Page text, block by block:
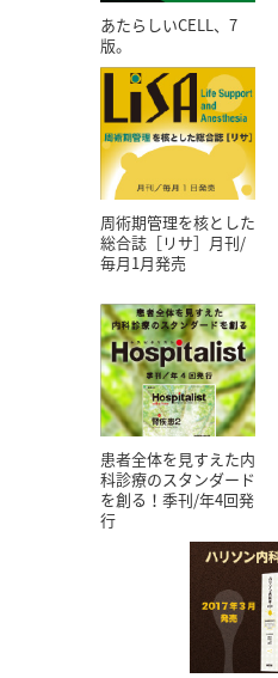
あたらしいCELL、7
版。
周術期管理を核とした
総合誌［リサ］月刊/
毎月1月発売
患者全体を見すえた内
科診療のスタンダード
を創る！季刊/年4回発
行